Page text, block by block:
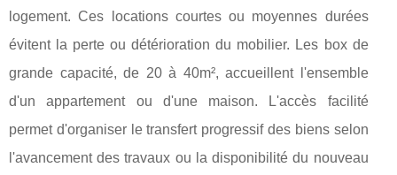
logement. Ces locations courtes ou moyennes durées
évitent la perte ou détérioration du mobilier. Les box de
grande capacité, de 20 à 40m², accueillent l'ensemble
d'un appartement ou d'une maison. L'accès facilité
permet d'organiser le transfert progressif des biens selon
l'avancement des travaux ou la disponibilité du nouveau